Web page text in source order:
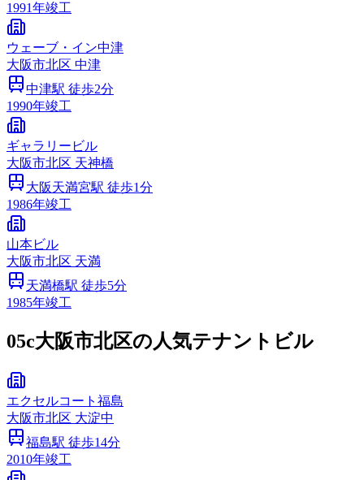
1991年竣工
ウェーブ・イン中津
大阪市北区 中津
中津駅 徒歩2分
1990年竣工
ギャラリービル
大阪市北区 天神橋
大阪天満宮駅 徒歩1分
1986年竣工
山本ビル
大阪市北区 天満
天満橋駅 徒歩5分
1985年竣工
05c大阪市北区の人気テナントビル
エクセルコート福島
大阪市北区 大淀中
福島駅 徒歩14分
2010年竣工